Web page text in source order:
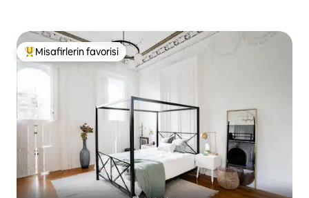
Misafirlerin favorilerinden en beğenilenler arasında
Misafirlerin favorisi